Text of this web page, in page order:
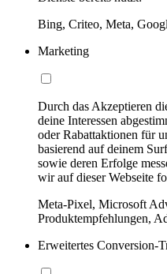
Bing, Criteo, Meta,
Marketing
Durch das Akzeptieren
deine Interessen
oder Rabattaktionen für
basierend auf deinem
sowie deren Erfolge
wir auf dieser Webseite
Meta-Pixel, Microsoft
Produktempfehlungen,
Erweitertes Conversion-